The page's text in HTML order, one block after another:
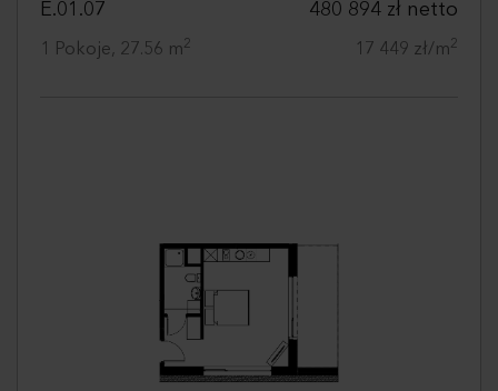
E.01.07
1 Pokoje, 27.56 m2
480 894 zł netto
17 449 zł/m2